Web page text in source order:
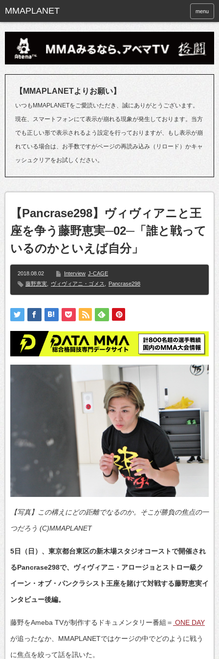
menu
【MMAPLANETよりお願い】
いつもMMAPLANETをご愛読いただき、誠にありがとうございます。
現在、スマートフォンにて表示が崩れる現象が発生しております。当方
でも正しい形で表示されるよう設定を行っておりますが、もし表示が崩
れている場合は、お手数ですがページの再読み込み（リロード）かキャ
ッシュクリアをお試しください。
【Pancrase298】ヴィヴィアニと王
座を争う藤野恵実─02─「誰と戦って
いるのかといえば自分」
2018.08.02 Interview J-CAGE
藤野恵実
ヴィヴィアニ・ゴメス Pancrase298
【写真】この構えにどの距離でなるのか。そこが勝負の焦点の一
つだろう (C)MMAPLANET
5日（日）、東京都台東区の新木場スタジオコーストで開催され
るPancrase298で、ヴィヴィアニ・アロージョとストロー級ク
イーン・オブ・パンクラシスト王座を賭けて対戦する藤野恵実イ
ンタビュー後編。
藤野をAmeba TVが制作するドキュメンタリー番組＝ ONE DAY
が追ったなか、MMAPLANETではケージの中でどのように戦う
に焦点を絞って話を訊いた。